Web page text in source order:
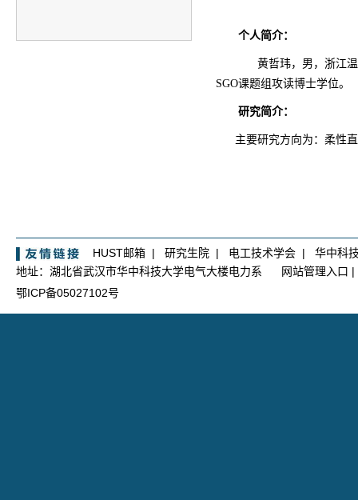
个人简介：
黄哲玮，男，浙江温
SGO课题组攻读博士学位。
研究简介：
主要研究方向为： 柔性
HUST邮箱 | 研究生院 | 电工技术学会 | 华中科
地址：湖北省武汉市华中科技大学电气大楼电力系
网站管理入口 |
鄂ICP备05027102号